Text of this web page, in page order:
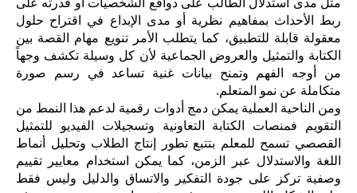
ربط الأحداث بمفاهيم نظرية أو مدى الإبداع في اقتراح حلول
معقولة قابلة للتطبيق، كما يتطلب الأمر تنويع مهام القصة بين
الكتابة والتمثيل والعروض الجماعية لأن كل وسيلة تكشف وجهاً
من أوجه الفهم وتمنح بيانات غنية تساعد في رسم صورة
متكاملة عن نمو المتعلم.
ومن الناحية العملية يمكن دمج أدوات رقمية لدعم هذا النمط من
التقويم فمنصات الكتابة التعاونية وتسجيلات الفيديو للتمثيل
القصصي تسمح للمعلم بتتبع تطور إنتاج الطلاب وتحليل أنماط
اللغة والاستدلال عبر الزمن، كما يمكن استخدام معايير تقييم
وصفية تركز على جودة التفكير والاتساق والدليل وليس فقط